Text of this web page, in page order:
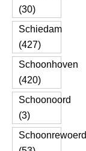
(30)
Schiedam
(427)
Schoonhoven
(420)
Schoonoord
(3)
Schoonrewoerd